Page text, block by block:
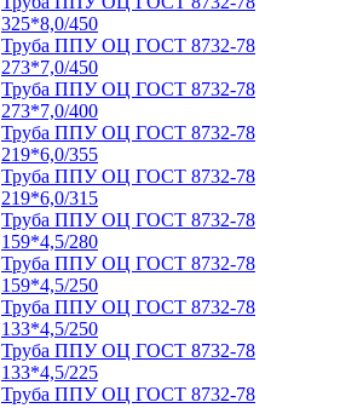
325*8,0/450
Труба ППУ ОЦ ГОСТ 8732-78
273*7,0/450
Труба ППУ ОЦ ГОСТ 8732-78
273*7,0/400
Труба ППУ ОЦ ГОСТ 8732-78
219*6,0/355
Труба ППУ ОЦ ГОСТ 8732-78
219*6,0/315
Труба ППУ ОЦ ГОСТ 8732-78
159*4,5/280
Труба ППУ ОЦ ГОСТ 8732-78
159*4,5/250
Труба ППУ ОЦ ГОСТ 8732-78
133*4,5/250
Труба ППУ ОЦ ГОСТ 8732-78
133*4,5/225
Труба ППУ ОЦ ГОСТ 8732-78